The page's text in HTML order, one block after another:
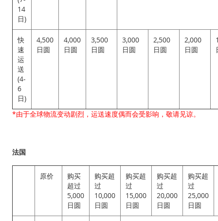
14
日)
快
速
运
送
(4-
6
日)
4,500
日圆
4,000
日圆
3,500
日圆
3,000
日圆
2,500
日圆
2,000
日圆
*由于全球物流变动剧烈，运送速度偶而会受影响，敬请见谅。
法国
原价
购买
超过
5,000
日圆
购买超
过
10,000
日圆
购买超
过
15,000
日圆
购买超
过
20,000
日圆
购买超
过
25,000
日圆